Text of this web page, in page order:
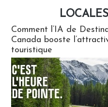
LOCALES
Comment l’IA de
Canada booste
touristique